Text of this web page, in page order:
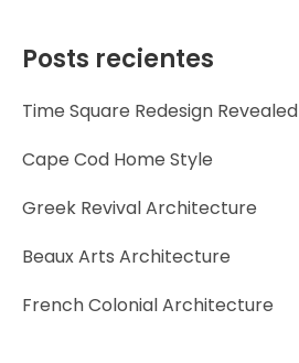
Posts recientes
Time Square Redesign Revealed
Cape Cod Home Style
Greek Revival Architecture
Beaux Arts Architecture
French Colonial Architecture